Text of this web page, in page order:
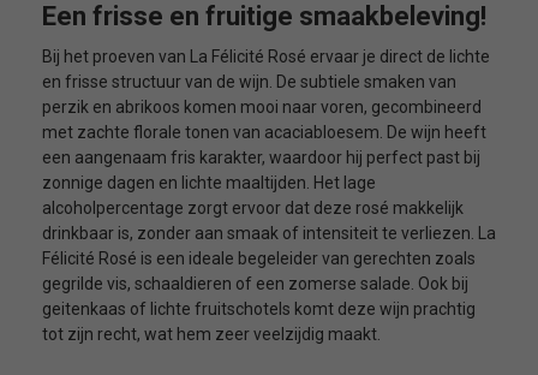
Een frisse en fruitige smaakbeleving!
Bij het proeven van La Félicité Rosé ervaar je direct de lichte
en frisse structuur van de wijn. De subtiele smaken van
perzik en abrikoos komen mooi naar voren, gecombineerd
met zachte florale tonen van acaciabloesem. De wijn heeft
een aangenaam fris karakter, waardoor hij perfect past bij
zonnige dagen en lichte maaltijden. Het lage
alcoholpercentage zorgt ervoor dat deze rosé makkelijk
drinkbaar is, zonder aan smaak of intensiteit te verliezen. La
Félicité Rosé is een ideale begeleider van gerechten zoals
gegrilde vis, schaaldieren of een zomerse salade. Ook bij
geitenkaas of lichte fruitschotels komt deze wijn prachtig
tot zijn recht, wat hem zeer veelzijdig maakt.